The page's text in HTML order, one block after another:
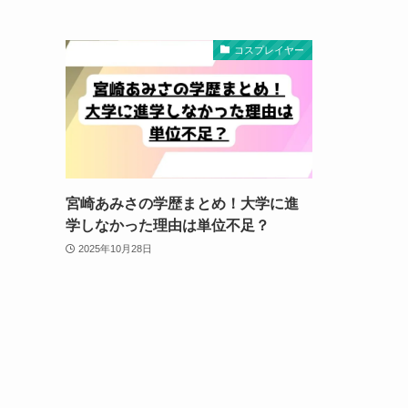
コスプレイヤー
宮崎あみさの学歴まとめ！大学に進
学しなかった理由は単位不足？
2025年10月28日